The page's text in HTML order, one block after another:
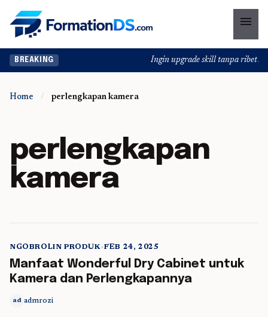
menu
BREAKING Ingin upgrade skill tanpa ribet?
Home / perlengkapan kamera
perlengkapan
kamera
5 min read
NGOBROLIN PRODUK•FEB 24, 2025
Manfaat Wonderful Dry Cabinet untuk
Kamera dan Perlengkapannya
ad admrozi